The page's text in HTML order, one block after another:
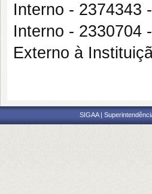
Interno - 2374343
Interno - 2330704
Externo à
SIGAA |